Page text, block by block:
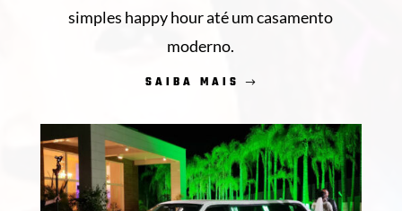
simples happy hour até um casamento
moderno.
SAIBA MAIS